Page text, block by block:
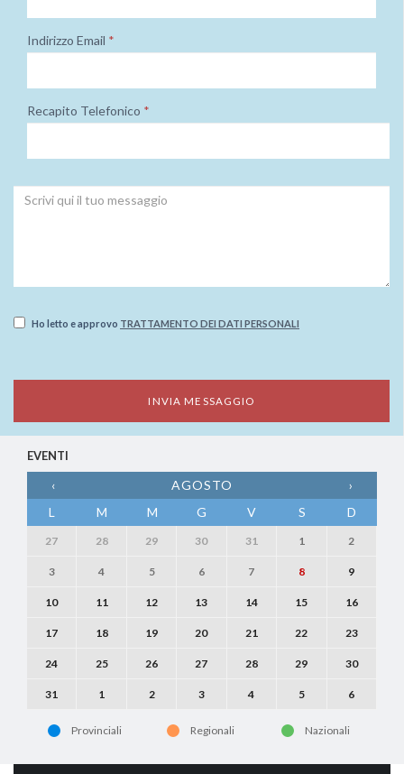
Indirizzo Email *
Recapito Telefonico *
Ho letto e approvo TRATTAMENTO DEI DATI PERSONALI
EVENTI
‹ AGOSTO
›
L
M M G V S D
27 28 29 30 31 1 2
3 4 5 6 7 8 9
10 11 12 13 14 15 16
17 18 19 20 21 22 23
24 25 26 27 28 29 30
31 1 2 3 4 5 6
Provinciali Regionali Nazionali